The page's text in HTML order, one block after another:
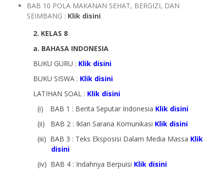
BAB 10 POLA MAKANAN SEHAT, BERGIZI, DAN
SEIMBANG : Klik disini
2. KELAS 8
a. BAHASA INDONESIA
BUKU GURU : Klik disini
BUKU SISWA : Klik disini
LATIHAN SOAL : Klik disini
(i)
BAB 1 : Berita Seputar Indonesia Klik disini
(ii)
BAB 2 : Iklan Sarana Komunikasi Klik disini
(iii) BAB 3 : Teks Eksposisi Dalam Media Massa Klik
disini
(iv) BAB 4 : Indahnya Berpuisi Klik disini